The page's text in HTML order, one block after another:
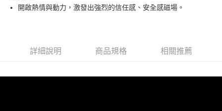
開啟熱情與動力，激發出強烈的信任感、安全感磁場。
詳細說明 商品規格 相關推薦